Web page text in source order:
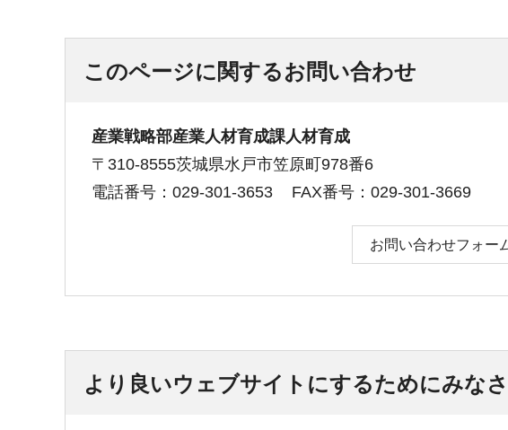
このページに関するお問い合わせ
産業戦略部産業人材育成課人材育成
〒310-8555茨城県水戸市笠原町978番6
電話番号：029-301-3653
FAX番号：029-301-3669
お問い合わせフォー
より良いウェブサイトにするためにみな